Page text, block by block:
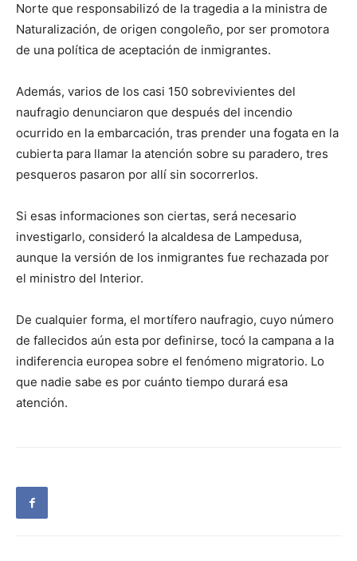
Norte que responsabilizó de la tragedia a la ministra de
Naturalización, de origen congoleño, por ser promotora
de una política de aceptación de inmigrantes.
Además, varios de los casi 150 sobrevivientes del
naufragio denunciaron que después del incendio
ocurrido en la embarcación, tras prender una fogata en la
cubierta para llamar la atención sobre su paradero, tres
pesqueros pasaron por allí sin socorrerlos.
Si esas informaciones son ciertas, será necesario
investigarlo, consideró la alcaldesa de Lampedusa,
aunque la versión de los inmigrantes fue rechazada por
el ministro del Interior.
De cualquier forma, el mortífero naufragio, cuyo número
de fallecidos aún esta por definirse, tocó la campana a la
indiferencia europea sobre el fenómeno migratorio. Lo
que nadie sabe es por cuánto tiempo durará esa
atención.